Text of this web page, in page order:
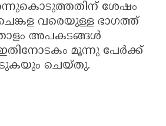
ശേഷം
വരെയുള്ള ഭാഗത്ത്
അപകടങ്ങൾ
ഇതിനോടകം മൂന്നു പേർക്ക്
ചെയ്തു.